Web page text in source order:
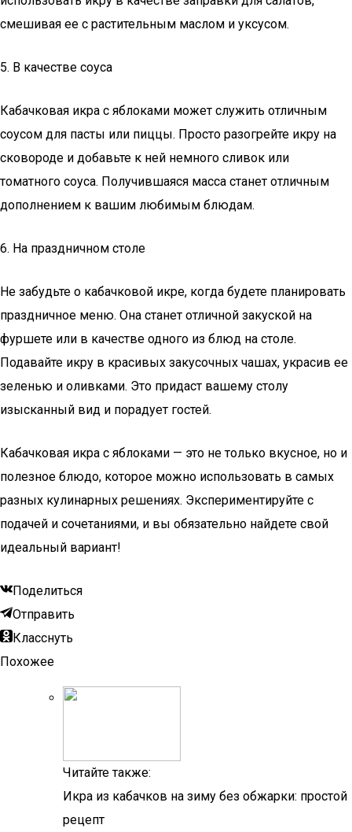
смешивая ее с растительным маслом и уксусом.
5. В качестве соуса
Кабачковая икра с яблоками может служить отличным
соусом для пасты или пиццы. Просто разогрейте икру на
сковороде и добавьте к ней немного сливок или
томатного соуса. Получившаяся масса станет отличным
дополнением к вашим любимым блюдам.
6. На праздничном столе
Не забудьте о кабачковой икре, когда будете планировать
праздничное меню. Она станет отличной закуской на
фуршете или в качестве одного из блюд на столе.
Подавайте икру в красивых закусочных чашах, украсив ее
зеленью и оливками. Это придаст вашему столу
изысканный вид и порадует гостей.
Кабачковая икра с яблоками — это не только вкусное, но и
полезное блюдо, которое можно использовать в самых
разных кулинарных решениях. Экспериментируйте с
подачей и сочетаниями, и вы обязательно найдете свой
идеальный вариант!
Поделиться
Отправить
Класснуть
Похожее
Читайте также:
Икра из кабачков на зиму без обжарки: простой
рецепт